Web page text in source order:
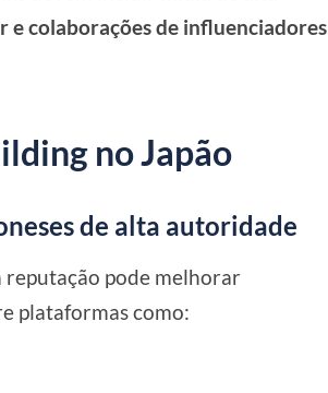
e colaborações de influenciadores
no Japão
de alta autoridade
reputação pode melhorar
plataformas como: